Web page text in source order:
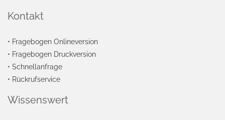
Kontakt
• Fragebogen Onlineversion
• Fragebogen Druckversion
• Schnellanfrage
• Rückrufservice
Wissenswert